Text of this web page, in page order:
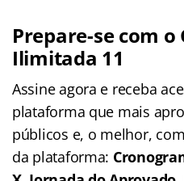
Prepare-se com
Ilimitada 11
Assine agora e receba
plataforma que mais
públicos e, o melhor,
da plataforma: